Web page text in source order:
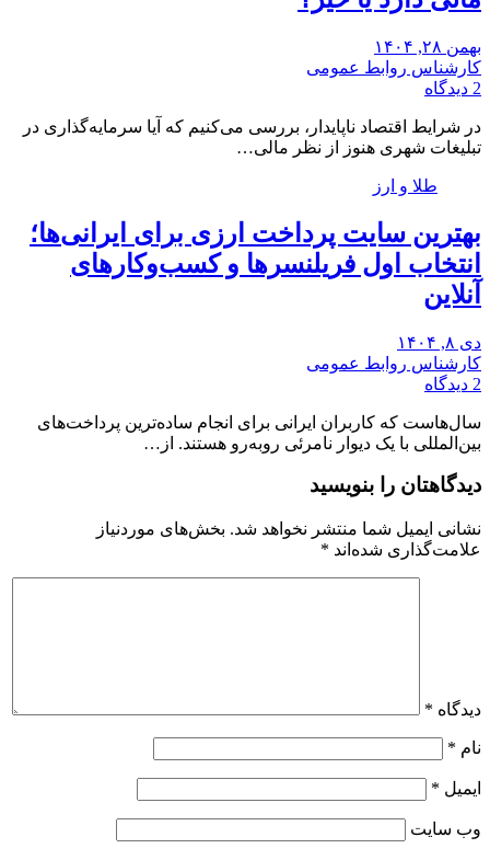
بهمن ۲۸, ۱۴۰۴
کارشناس روابط عمومی
2 دیدگاه
در شرایط اقتصاد ناپایدار، بررسی می‌کنیم که آیا سرمایه‌گذاری در
تبلیغات شهری هنوز از نظر مالی…
طلا و ارز
بهترین سایت پرداخت ارزی برای ایرانی‌ها؛
انتخاب اول فریلنسرها و کسب‌وکارهای
آنلاین
دی ۸, ۱۴۰۴
کارشناس روابط عمومی
2 دیدگاه
سال‌هاست که کاربران ایرانی برای انجام ساده‌ترین پرداخت‌های
بین‌المللی با یک دیوار نامرئی روبه‌رو هستند. از…
دیدگاهتان را بنویسید
نشانی ایمیل شما منتشر نخواهد شد. بخش‌های موردنیاز
علامت‌گذاری شده‌اند *
دیدگاه *
نام *
ایمیل *
وب‌ سایت